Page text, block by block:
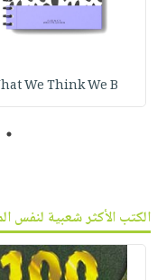
We Think We B
1
الكتب الأكثر شعبية لنفس